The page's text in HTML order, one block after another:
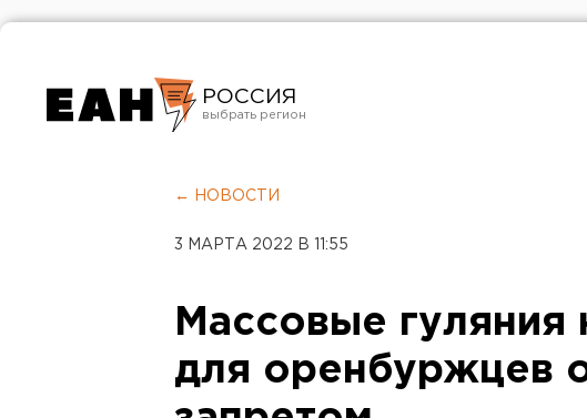
РОССИЯ
Челябинск
← НОВОСТИ
3 МАРТА 2022 В 11:55
Массовые гуляния
для оренбуржцев